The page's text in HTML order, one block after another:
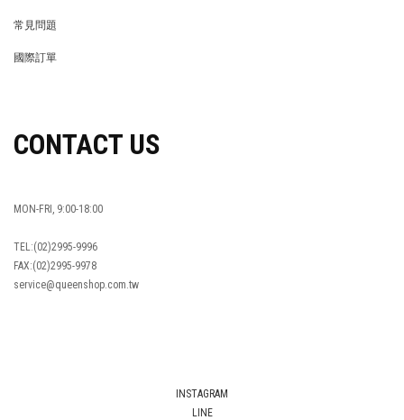
常見問題
國際訂單
CONTACT US
MON-FRI, 9:00-18:00
TEL:(02)2995-9996
FAX:(02)2995-9978
service@queenshop.com.tw
INSTAGRAM
LINE